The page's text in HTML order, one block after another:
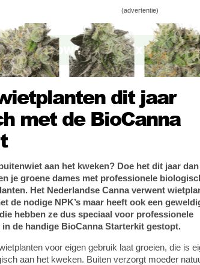
consumenten ontdekt!
Automatisch water
én doe-het-zelf 💧
(advertentie)
dit jaar
met de BioCanna
aan het kweken? Doe het dit jaar
je groene dames met professionele
Het Nederlandse Canna verwent
de nodige NPK’s maar heeft ook een
hebben ze dus speciaal voor professionele
de handige BioCanna Starterkit gestopt.
voor eigen gebruik laat groeien, die is
aan het kweken. Buiten verzorgt moeder